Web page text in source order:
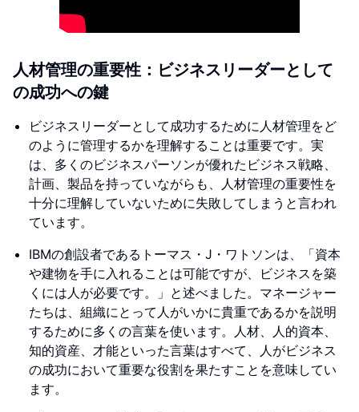
人材管理の重要性：ビジネスリーダーとして
の成功への鍵
ビジネスリーダーとして成功するために人材管理をど
のように管理するかを理解することは重要です。実
は、多くのビジネスパーソンが優れたビジネス戦略、
計画、製品を持っていながらも、人材管理の重要性を
十分に理解していないために失敗してしまうと言われ
ています。
IBMの創設者であるトーマス・J・ワトソンは、「資本
や建物を手に入れることは可能ですが、ビジネスを築
くには人が必要です。」と述べました。マネージャー
たちは、組織にとって人がいかに貴重であるかを説明
するために多くの言葉を使います。人材、人的資本、
知的資産、才能といった言葉はすべて、人がビジネス
の成功において重要な役割を果たすことを意味してい
ます。